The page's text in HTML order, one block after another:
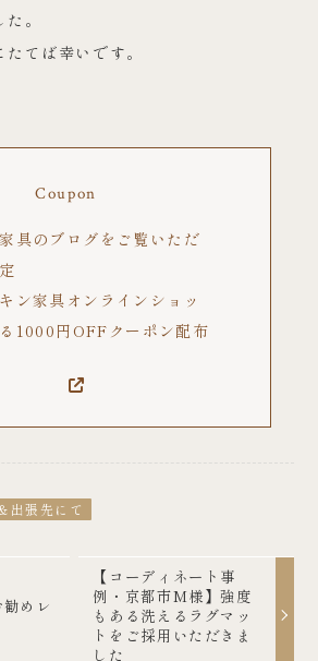
。
てば幸いです。
Coupon
具のブログをご覧いただ
ン家具オンラインショッ
1000円OFFクーポン配布
出張先にて
めレ
【コーディネート事
例・京都市M様】強度
もある洗えるラグマッ
トをご採用いただきま
した